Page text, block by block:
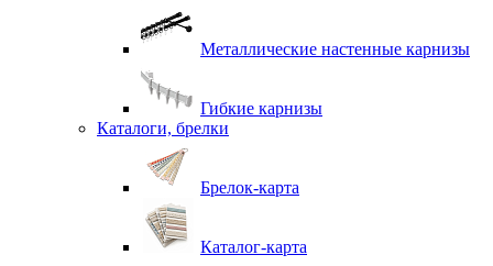
Металлические настенные карнизы
Гибкие карнизы
Каталоги, брелки
Брелок-карта
Каталог-карта